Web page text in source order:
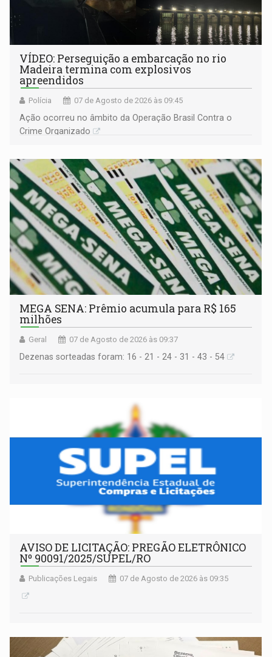
VÍDEO: Perseguição a embarcação no rio
Madeira termina com explosivos
apreendidos
Polícia 07 de Agosto de 2026 às 09:45
Ação ocorreu no âmbito da Operação Brasil Contra o
Crime Organizado
MEGA SENA: Prêmio acumula para R$ 165
milhões
Geral 07 de Agosto de 2026 às 09:37
Dezenas sorteadas foram: 16 - 21 - 24 - 31 - 43 - 54
AVISO DE LICITAÇÃO: PREGÃO ELETRÔNICO
Nº 90091/2025/SUPEL/RO
Publicações Legais 07 de Agosto de 2026 às 09:35